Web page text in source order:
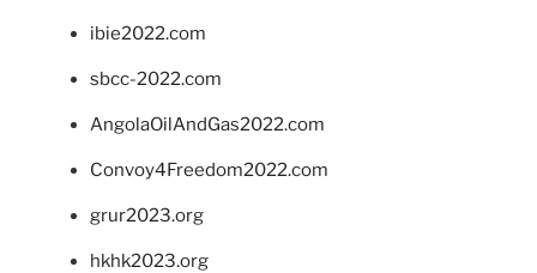
ibie2022.com
sbcc-2022.com
AngolaOilAndGas2022.com
Convoy4Freedom2022.com
grur2023.org
hkhk2023.org